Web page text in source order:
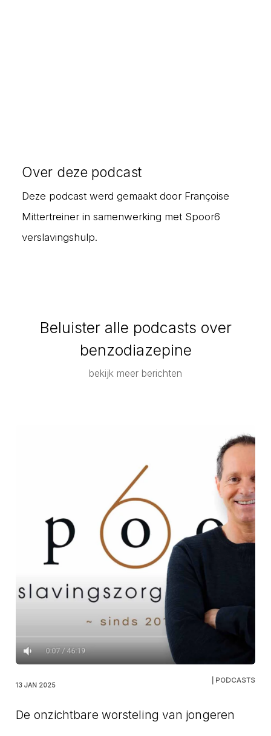
Over deze podcast
Deze podcast werd gemaakt door Françoise
Mittertreiner in samenwerking met Spoor6
verslavingshulp.
Beluister alle podcasts over
benzodiazepine
bekijk meer berichten
13 JAN 2025
| PODCASTS
De onzichtbare worsteling van jongeren